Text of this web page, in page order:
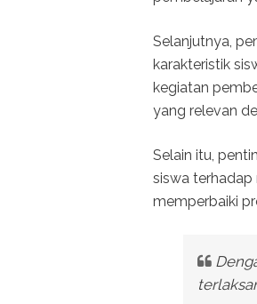
Selanjutnya,
karakteristik
kegiatan
yang relevan
Selain itu,
siswa terhadap
memperbaiki